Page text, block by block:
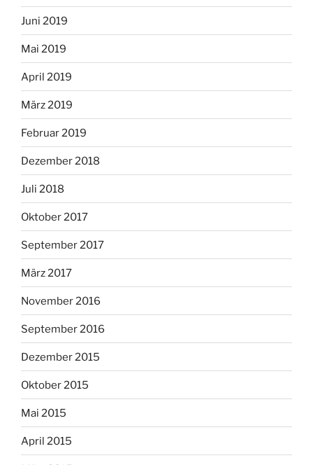
Juni 2019
Mai 2019
April 2019
März 2019
Februar 2019
Dezember 2018
Juli 2018
Oktober 2017
September 2017
März 2017
November 2016
September 2016
Dezember 2015
Oktober 2015
Mai 2015
April 2015